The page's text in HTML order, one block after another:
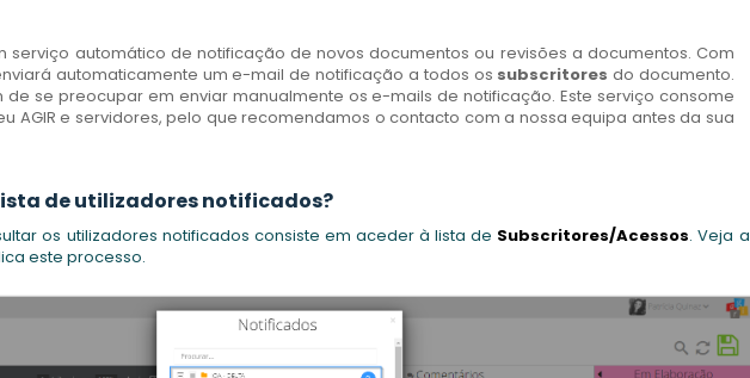
serviço automático de notificação de novos documentos ou revisões a documentos. Com
automaticamente um e-mail de notificação a todos os subscritoresdo documento.
de se preocupar em enviar manualmente os e-mails de notificação. Este serviço consome
AGIR e servidores, pelo que recomendamos o contacto com a nossa equipa antes da sua
de utilizadores notificados?
os utilizadores notificados consiste em aceder à lista de Subscritores/Acessos. Veja a
este processo.